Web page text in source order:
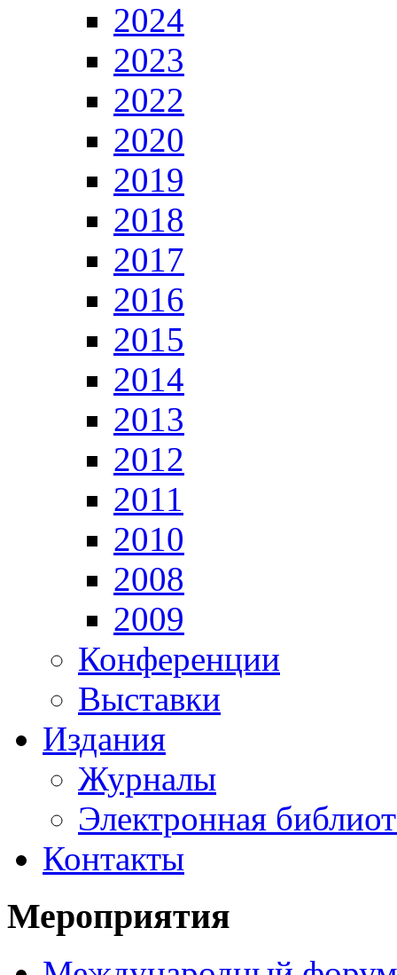
2024
2023
2022
2020
2019
2018
2017
2016
2015
2014
2013
2012
2011
2010
2008
2009
Конференции
Выставки
Издания
Журналы
Электронная
Контакты
Мероприятия